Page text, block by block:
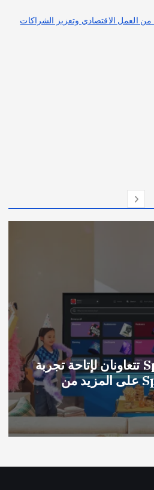
العمل الاقتصادي وتعزيز الشراكات
سامسونج وSpotify تتعاونان لإتاحة تجربة
Spotify Premium على المزيد من